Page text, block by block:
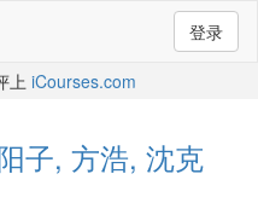
登录
上 iCourses.com
阳子, 方浩, 沈克